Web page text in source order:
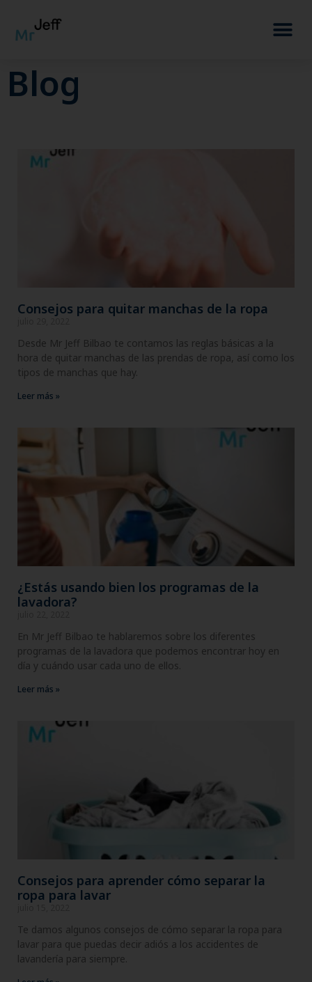
Blog
Consejos para quitar manchas de la ropa
Desde Mr Jeff Bilbao te contamos las reglas básicas a la
hora de quitar manchas de las prendas de ropa, así como los
tipos de manchas que hay.
Leer más »
¿Estás usando bien los programas de la
lavadora?
En Mr Jeff Bilbao te hablaremos sobre los diferentes
programas de la lavadora que podemos encontrar hoy en
día y cuándo usar cada uno de ellos.
Leer más »
Consejos para aprender cómo separar la
ropa para lavar
Te damos algunos consejos de cómo separar la ropa para
lavar para que puedas decir adiós a los accidentes de
lavandería para siempre.